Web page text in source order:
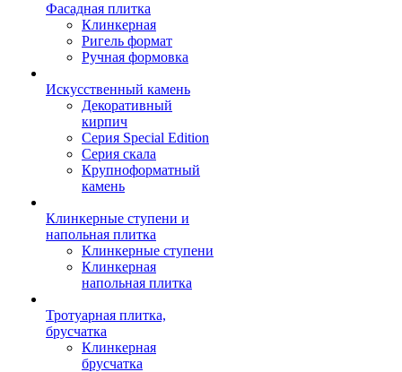
Фасадная плитка
Клинкерная
Ригель формат
Ручная формовка
Искусственный камень
Декоративный
кирпич
Серия Special Edition
Серия скала
Крупноформатный
камень
Клинкерные ступени и
напольная плитка
Клинкерные ступени
Клинкерная
напольная плитка
Тротуарная плитка,
брусчатка
Клинкерная
брусчатка